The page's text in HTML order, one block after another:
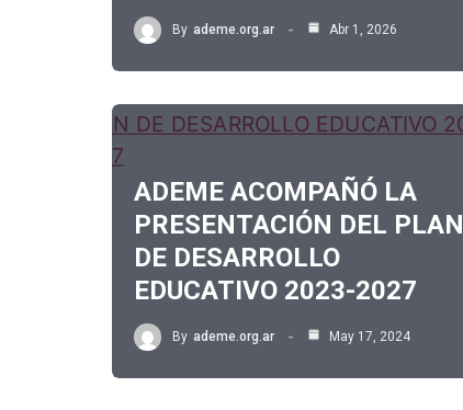
By ademe.org.ar Abr 1, 2026
ADEME ACOMPAÑÓ LA
PRESENTACIÓN DEL PLAN
DE DESARROLLO
EDUCATIVO 2023-2027
By ademe.org.ar May 17, 2024